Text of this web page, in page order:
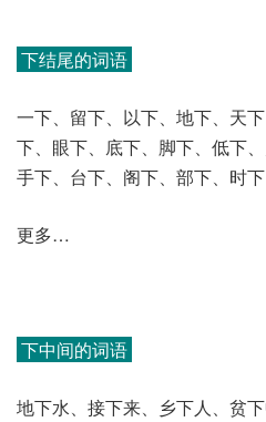
下结尾的词语
一下、留下、以下、地下、天
下、眼下、底下、脚下、低下
手下、台下、阁下、部下、时
更多…
下中间的词语
地下水、接下来、乡下人、贫